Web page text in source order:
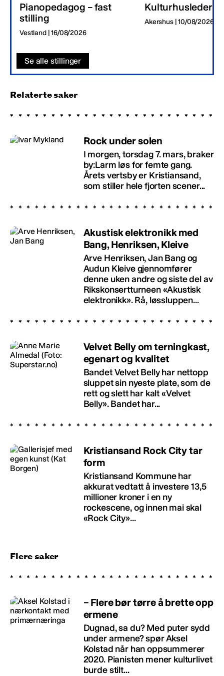
Pianopedagog – fast
stilling
Vestland | 16/08/2026
Kulturhusleder
Akershus | 10/08/2026
Se alle stillinger
Relaterte saker
Rock under solen
I morgen, torsdag 7. mars, braker
by:Larm løs for femte gang.
Årets vertsby er Kristiansand,
som stiller hele fjorten scener...
Akustisk elektronikk med
Bang, Henriksen, Kleive
Arve Henriksen, Jan Bang og
Audun Kleive gjennomfører
denne uken andre og siste del av
Rikskonsertturneen «Akustisk
elektronikk». Rå, løssluppen...
Velvet Belly om terningkast,
egenart og kvalitet
Bandet Velvet Belly har nettopp
sluppet sin nyeste plate, som de
rett og slett har kalt «Velvet
Belly». Bandet har...
Kristiansand Rock City tar
form
Kristiansand Kommune har
akkurat vedtatt å investere 13,5
millioner kroner i en ny
rockescene, og innen mai skal
«Rock City»...
Flere saker
– Flere bør tørre å brette opp
ermene
Dugnad, sa du? Med puter sydd
under armene? spør Aksel
Kolstad når han oppsummerer
2020. Pianisten mener kulturlivet
burde stilt...